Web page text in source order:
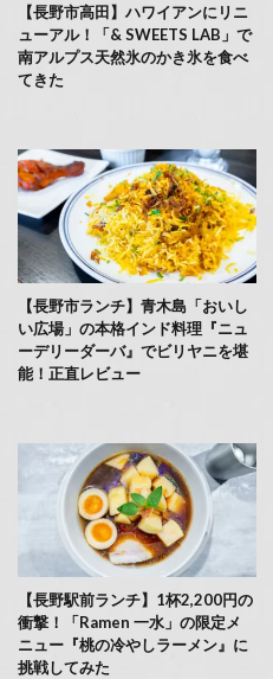
【長野市高田】ハワイアンにリニ
ューアル！「& SWEETS LAB」で
南アルプス天然氷のかき氷を食べ
てきた
【長野市ランチ】青木島「おいし
い広場」の本格インド料理『ニュ
ーデリーダーバ』でビリヤニを堪
能！正直レビュー
【長野駅前ランチ】1杯2,200円の
衝撃！「Ramen 一水」の限定メ
ニュー『桃の冷やしラーメン』に
挑戦してみた